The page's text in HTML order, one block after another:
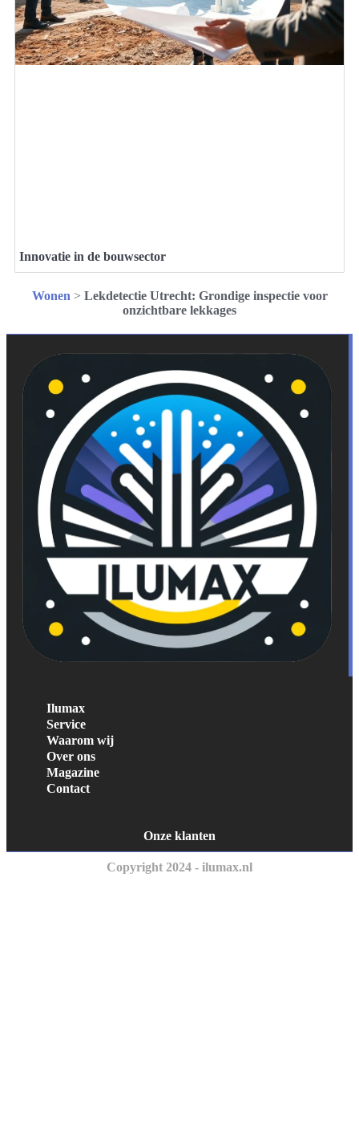
Innovatie in de bouwsector
Wonen > Lekdetectie Utrecht: Grondige inspectie voor
onzichtbare lekkages
Ilumax
Service
Waarom wij
Over ons
Magazine
Contact
Onze klanten
Copyright 2024 - ilumax.nl